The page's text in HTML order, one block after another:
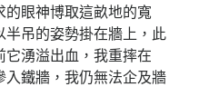
眼神博取這畝地的寬
吊的姿勢掛在牆上，此
湧溢出血，我重摔在
鐵牆，我仍無法企及牆